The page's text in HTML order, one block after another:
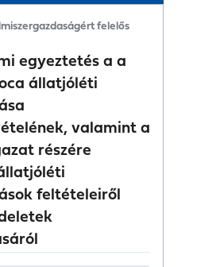
felelős
egyeztetés a a
állatjóléti
valamint a
részére
feltételeiről